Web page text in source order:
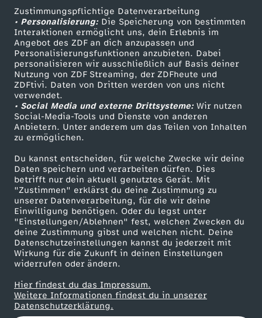
Zustimmungspflichtige Datenverarbeitung
• Personalisierung:Die Speicherung von bestimmten
Interaktionen ermöglicht uns, dein Erlebnis im
Angebot des ZDF an dich anzupassen und
Personalisierungsfunktionen anzubieten. Dabei
personalisieren wir ausschließlich auf Basis deiner
Nutzung von ZDF Streaming, der ZDFheute und
ZDFtivi. Daten von Dritten werden von uns nicht
verwendet.
• Social Media und externe Drittsysteme:Wir nutzen
Social-Media-Tools und Dienste von anderen
Anbietern. Unter anderem um das Teilen von Inhalten
zu ermöglichen.
Du kannst entscheiden, für welche Zwecke wir deine
Daten speichern und verarbeiten dürfen. Dies
betrifft nur dein aktuell genutztes Gerät. Mit
"Zustimmen" erklärst du deine Zustimmung zu
unserer Datenverarbeitung, für die wir deine
Einwilligung benötigen. Oder du legst unter
"Einstellungen/Ablehnen" fest, welchen Zwecken du
deine Zustimmung gibst und welchen nicht. Deine
Datenschutzeinstellungen kannst du jederzeit mit
Wirkung für die Zukunft in deinen Einstellungen
widerrufen oder ändern.
Hier findest du das Impressum.
Weitere Informationen findest du in unserer
Datenschutzerklärung.
d
e
n
S
c
h
n
e
e
-
A
Livestreams
Sendungen A-Z
TV-Programm
Zuschauerservice
Hilfe
ZDF Unternehmen
Karriere
ZDF goes Schule
Werbefernsehen
Mainzelmännchen
Partner